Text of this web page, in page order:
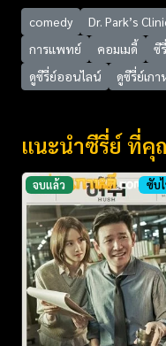
comedy Dr. Park’s
การแพทย์
คอมเมดี้ ซี
ดูซีรี่ย์ออนไลน์
ดูซีรี่ย์เก
แนะนำซีรี่ย์ ที่
จบแล้ว ซับ